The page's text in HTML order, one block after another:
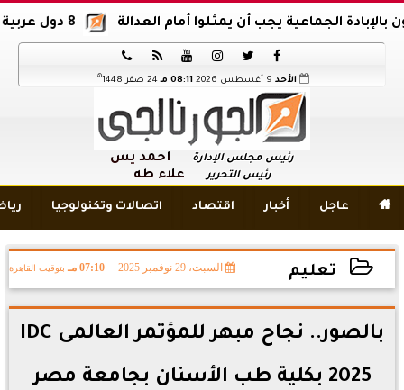
8 دول عربية وإسلامية تدين اقتحام المسجد الأقصى يجب أن يمثلوا أمام العدالة






الأحد 08:11 مـ 24 صفر 1448 هـ
رئيس مجلس الإدارة أحمد يس
رئيس التحرير علاء طه
 عاجل أخبار اقتصاد اتصالات وتكنولوجيا
تعليم السبت، 29 نوفمبر 2025 07:10 مـ بتوقيت القاهرة
2025-11-29 19:10:46
بالصور.. نجاح مبهر للمؤتمر العالمى IDC
2025 بكلية طب الأسنان بجامعة مصر